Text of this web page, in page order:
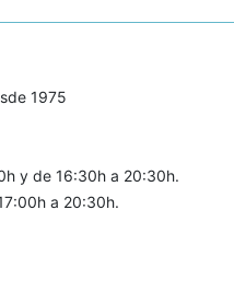
1975
y de 16:30h a 20:30h.
a 20:30h.